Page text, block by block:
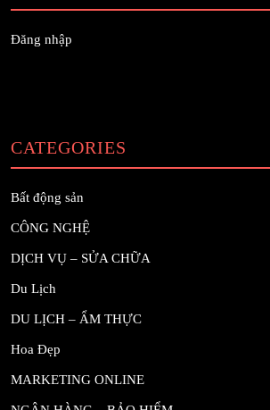
Đăng nhập
CATEGORIES
Bất động sản
CÔNG NGHỆ
DỊCH VỤ – SỬA CHỮA
Du Lịch
DU LỊCH – ẨM THỰC
Hoa Đẹp
MARKETING ONLINE